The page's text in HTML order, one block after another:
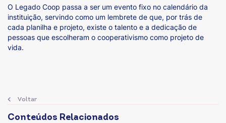
O Legado Coop passa a ser um evento fixo no calendário da
instituição, servindo como um lembrete de que, por trás de
cada planilha e projeto, existe o talento e a dedicação de
pessoas que escolheram o cooperativismo como projeto de
vida.
Voltar
Conteúdos Relacionados